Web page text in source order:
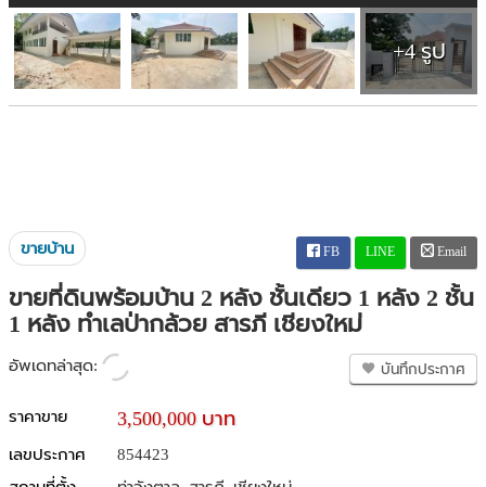
+4 รูป
ขายบ้าน FB LINE Email
ขายที่ดินพร้อมบ้าน 2 หลัง ชั้นเดียว 1 หลัง 2 ชั้น
1 หลัง ทำเลป่ากล้วย สารภี เชียงใหม่
อัพเดทล่าสุด: บันทึกประกาศ
ราคาขาย 3,500,000 บาท
เลขประกาศ
854423